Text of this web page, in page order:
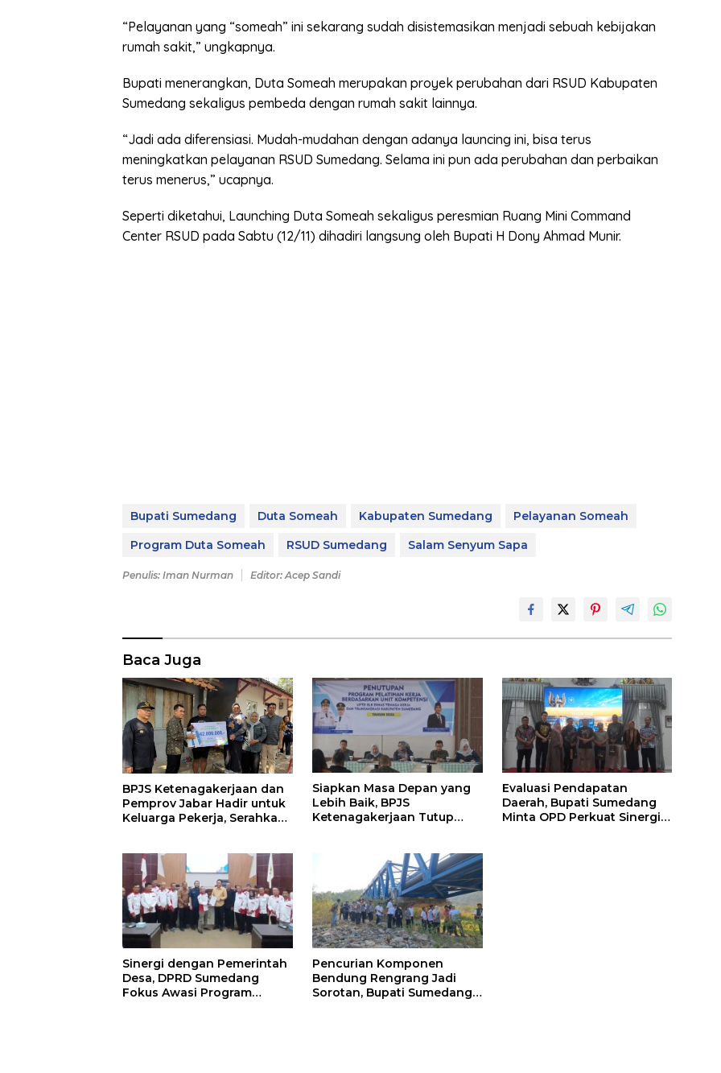
“Pelayanan yang “someah” ini sekarang sudah disistemasikan menjadi sebuah kebijakan
rumah sakit,” ungkapnya.
Bupati menerangkan, Duta Someah merupakan proyek perubahan dari RSUD Kabupaten
Sumedang sekaligus pembeda dengan rumah sakit lainnya.
“Jadi ada diferensiasi. Mudah-mudahan dengan adanya launcing ini, bisa terus
meningkatkan pelayanan RSUD Sumedang. Selama ini pun ada perubahan dan perbaikan
terus menerus,” ucapnya.
Seperti diketahui, Launching Duta Someah sekaligus peresmian Ruang Mini Command
Center RSUD pada Sabtu (12/11) dihadiri langsung oleh Bupati H Dony Ahmad Munir.
Bupati Sumedang Duta Someah Kabupaten Sumedang
Pelayanan Someah
Program Duta Someah
RSUD Sumedang Salam Senyum Sapa
Penulis: Iman Nurman Editor: Acep Sandi
Baca Juga
BPJS Ketenagakerjaan dan
Pemprov Jabar Hadir untuk
Keluarga Pekerja, Serahkan
Siapkan Masa Depan yang
Lebih Baik, BPJS
Ketenagakerjaan Tutup
Evaluasi Pendapatan
Daerah, Bupati Sumedang
Minta OPD Perkuat Sinergi
Sinergi dengan Pemerintah
Desa, DPRD Sumedang
Fokus Awasi Program
Pencurian Komponen
Bendung Rengrang Jadi
Sorotan, Bupati Sumedang